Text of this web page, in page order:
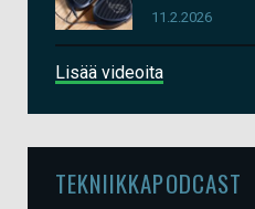
11.2.2026
Lisää videoita
TEKNIIKKAPODCAST